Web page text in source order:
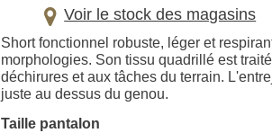
Voir le stock des magasins
Short fonctionnel robuste, léger et
morphologies. Son tissu quadrillé est
déchirures et aux tâches du terrain.
juste au dessus du genou.
Taille pantalon